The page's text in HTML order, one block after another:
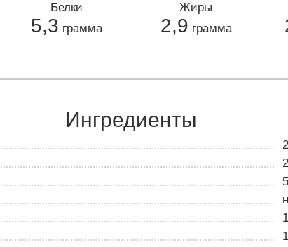
Белки
5,3 грамма
Жиры
2,9 грамма
Ингредиенты